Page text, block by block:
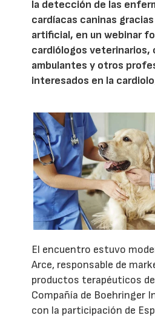
la detección de las
cardíacas caninas
artificial, en un webinar
cardiólogos veterinarios,
ambulantes y otros
interesados en la
El encuentro estuvo
Arce, responsable de
productos terapéuticos
Compañía de Boehringer
con la participación de